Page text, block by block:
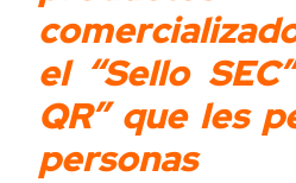
el “Sello
QR” que les
personas